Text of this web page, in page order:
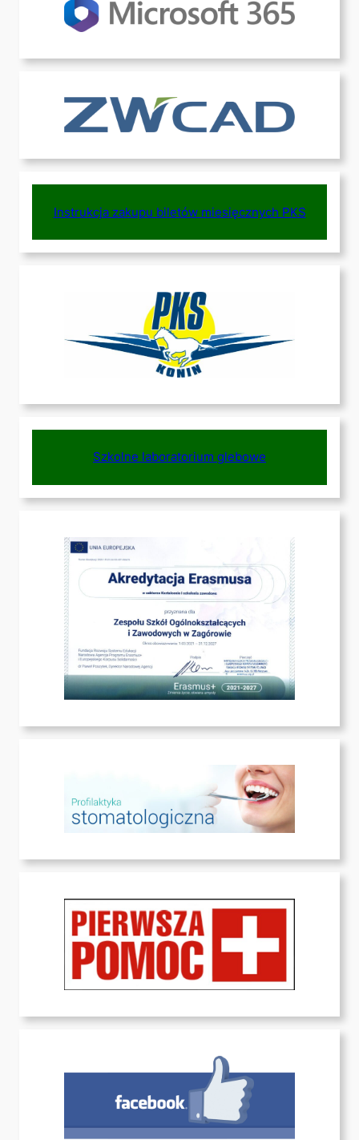
Instrukcja zakupu biletów miesięcznych PKS
Szkolne laboratorium glebowe